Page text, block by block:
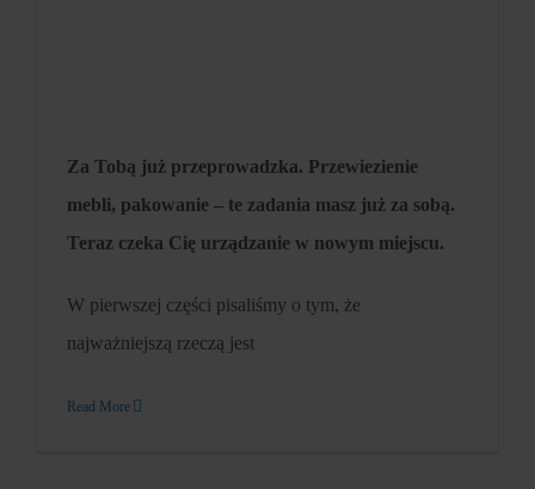
Za Tobą już przeprowadzka. Przewiezienie
mebli, pakowanie – te zadania masz już za sobą.
Teraz czeka Cię urządzanie w nowym miejscu.
W pierwszej części pisaliśmy o tym, że
najważniejszą rzeczą jest
Read More